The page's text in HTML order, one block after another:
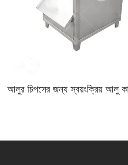
আলুর চিপসের জন্য স্বয়ংক্রিয় আলু